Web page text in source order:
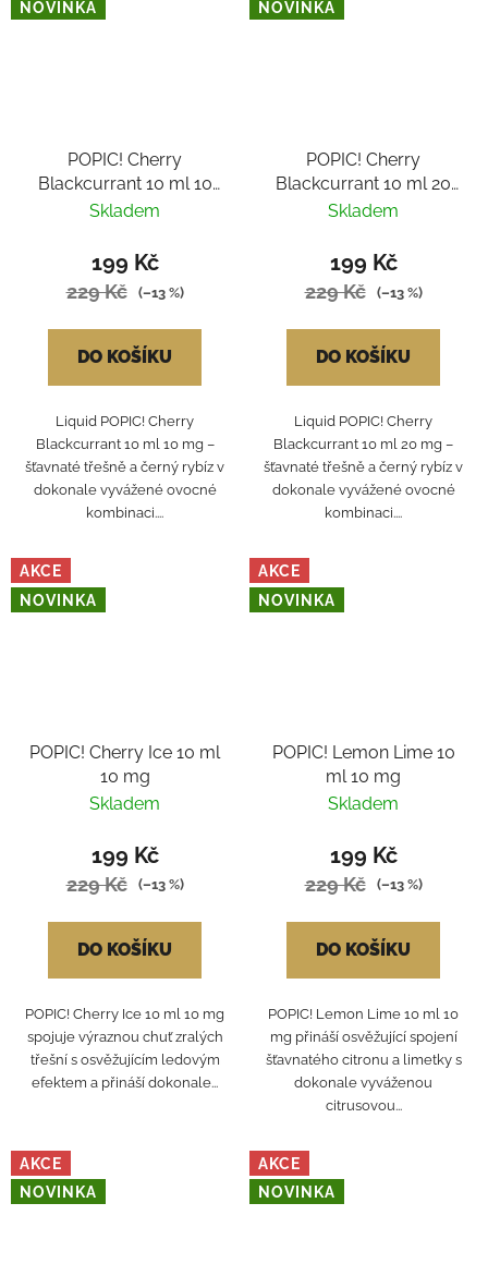
NOVINKA
POPIC! Cherry
Blackcurrant 10 ml 10
mg
Skladem
199 Kč
229 Kč (–13 %)
DO KOŠÍKU
Liquid POPIC! Cherry
Blackcurrant 10 ml 10 mg –
šťavnaté třešně a černý rybíz v
dokonale vyvážené ovocné
kombinaci....
NOVINKA
POPIC! Cherry
Blackcurrant 10 ml 20
mg
Skladem
199 Kč
229 Kč (–13 %)
DO KOŠÍKU
Liquid POPIC! Cherry
Blackcurrant 10 ml 20 mg –
šťavnaté třešně a černý rybíz v
dokonale vyvážené ovocné
kombinaci....
AKCE
NOVINKA
POPIC! Cherry Ice 10 ml
10 mg
Skladem
199 Kč
229 Kč (–13 %)
DO KOŠÍKU
POPIC! Cherry Ice 10 ml 10 mg
spojuje výraznou chuť zralých
třešní s osvěžujícím ledovým
efektem a přináší dokonale...
AKCE
NOVINKA
POPIC! Lemon Lime 10
ml 10 mg
Skladem
199 Kč
229 Kč (–13 %)
DO KOŠÍKU
POPIC! Lemon Lime 10 ml 10
mg přináší osvěžující spojení
šťavnatého citronu a limetky s
dokonale vyváženou
citrusovou...
AKCE
NOVINKA
AKCE
NOVINKA